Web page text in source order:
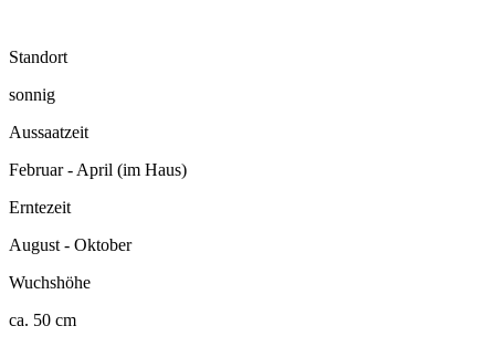
Standort
sonnig
Aussaatzeit
Februar - April (im Haus)
Erntezeit
August - Oktober
Wuchshöhe
ca. 50 cm